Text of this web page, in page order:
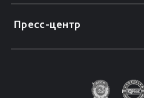
Пресс-центр